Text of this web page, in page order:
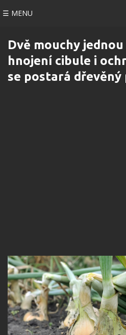
☰ MENU
Dvě mouchy
hnojení cibule i
se postará dřevěný